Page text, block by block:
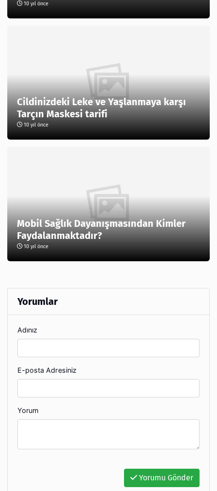
10 yıl önce
Cildinizdeki Leke ve Yaşlanmaya karşı
Tarçın Maskesi tarifi
10 yıl önce
Mobil Sağlık Dayanışmasından Kimler
Faydalanmaktadır?
10 yıl önce
Yorumlar
Adınız
E-posta Adresiniz
Yorum
Yorumu Gönder